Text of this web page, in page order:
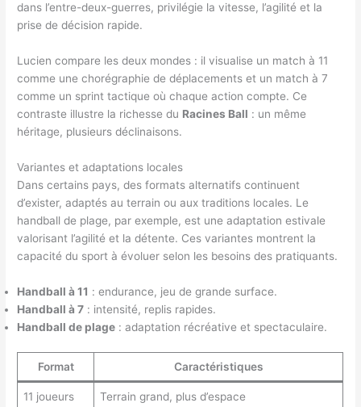
dans l’entre-deux-guerres, privilégie la vitesse, l’agilité et la
prise de décision rapide.
Lucien compare les deux mondes : il visualise un match à 11
comme une chorégraphie de déplacements et un match à 7
comme un sprint tactique où chaque action compte. Ce
contraste illustre la richesse du Racines Ball : un même
héritage, plusieurs déclinaisons.
Variantes et adaptations locales
Dans certains pays, des formats alternatifs continuent
d’exister, adaptés au terrain ou aux traditions locales. Le
handball de plage, par exemple, est une adaptation estivale
valorisant l’agilité et la détente. Ces variantes montrent la
capacité du sport à évoluer selon les besoins des pratiquants.
Handball à 11 : endurance, jeu de grande surface.
Handball à 7 : intensité, replis rapides.
Handball de plage : adaptation récréative et spectaculaire.
Format Caractéristiques
11 joueurs Terrain grand, plus d’espace